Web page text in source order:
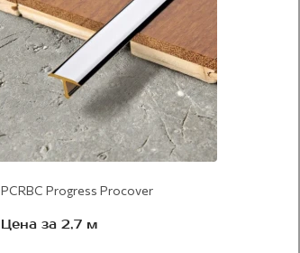
PCRBC Progress Procover
Цена за 2,7 м